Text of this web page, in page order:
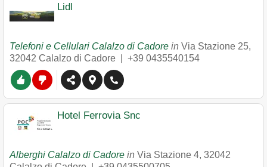
Lidl
Telefoni e Cellulari Calalzo di Cadore in Via Stazione 25,
32042 Calalzo di Cadore +39 0435540154
Hotel Ferrovia Snc
Alberghi Calalzo di Cadore in Via Stazione 4, 32042